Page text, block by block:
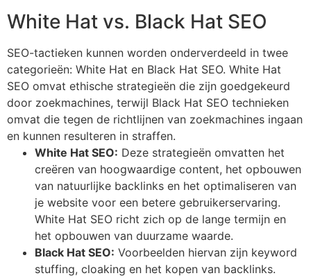
White Hat vs. Black Hat SEO
SEO-tactieken kunnen worden onderverdeeld in twee
categorieën: White Hat en Black Hat SEO. White Hat
SEO omvat ethische strategieën die zijn goedgekeurd
door zoekmachines, terwijl Black Hat SEO technieken
omvat die tegen de richtlijnen van zoekmachines ingaan
en kunnen resulteren in straffen.
White Hat SEO: Deze strategieën omvatten het
creëren van hoogwaardige content, het opbouwen
van natuurlijke backlinks en het optimaliseren van
je website voor een betere gebruikerservaring.
White Hat SEO richt zich op de lange termijn en
het opbouwen van duurzame waarde.
Black Hat SEO: Voorbeelden hiervan zijn keyword
stuffing, cloaking en het kopen van backlinks.